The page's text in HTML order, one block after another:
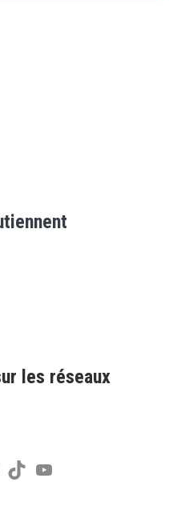
les réseaux
TikTokYouTube